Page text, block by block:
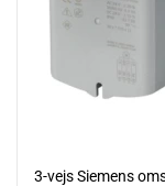
3-vejs Siemens